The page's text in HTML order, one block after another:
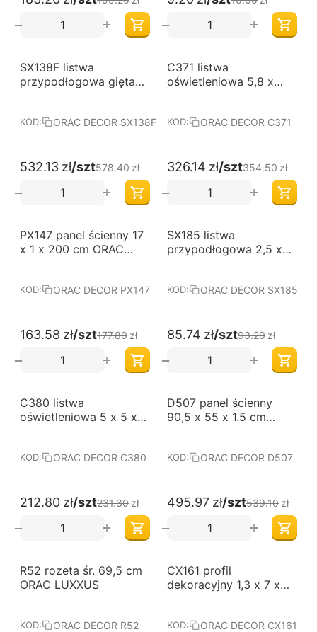
+
− +
−
-8%
SX138F listwa
przypodłogowa gięta
KOD: ORAC DECOR SX138F
532.13 zł/szt578.40 zł
+
−
-8%
C371 listwa
oświetleniowa 5,8 x
KOD: ORAC DECOR C371
326.14 zł/szt354.50 zł
+
−
-8%
PX147 panel ścienny 17
x 1 x 200 cm ORAC
KOD: ORAC DECOR PX147
163.58 zł/szt177.80 zł
+
−
-8%
SX185 listwa
przypodłogowa 2,5 x
KOD: ORAC DECOR SX185
85.74 zł/szt93.20 zł
+
−
-8%
C380 listwa
oświetleniowa 5 x 5 x
KOD: ORAC DECOR C380
212.80 zł/szt231.30 zł
+
−
-8%
D507 panel ścienny
90,5 x 55 x 1.5 cm
KOD: ORAC DECOR D507
495.97 zł/szt539.10 zł
+
−
-8%
R52 rozeta śr. 69,5 cm
ORAC LUXXUS
KOD: ORAC DECOR R52
-8%
CX161 profil
dekoracyjny 1,3 x 7 x
KOD: ORAC DECOR CX161